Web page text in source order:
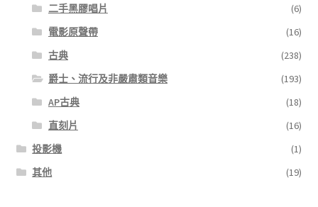
二手黑膠唱片
(6)
電影原聲帶
(16)
古典
(238)
爵士、流行及非嚴肅類音樂
(193)
AP古典
(18)
直刻片
(16)
投影機
(1)
其他
(19)